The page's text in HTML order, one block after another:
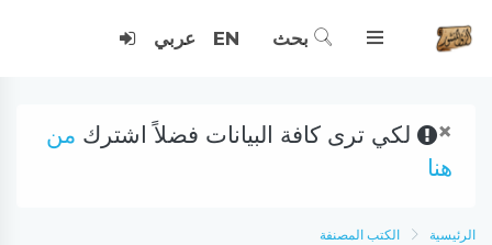
بحث EN عربي
× لكي ترى كافة البيانات فضلاً اشترك من
هنا
الرئيسية
الكتب المصنفة